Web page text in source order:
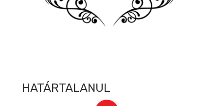
HATÁRTALANUL